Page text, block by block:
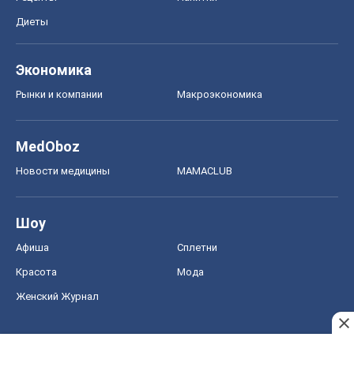
Диеты
Экономика
Рынки и компании Mакроэкономика
MedOboz
Новости медицины MAMACLUB
Шоу
Афиша Сплетни
Красота Мода
Женский Журнал